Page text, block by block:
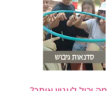
הולכים להשתנות לטובה.
שם הסדנה -
סדנת בישול
משותפת:
פעילות קולינרית